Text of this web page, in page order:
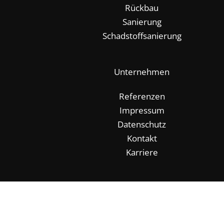
Rückbau
Sanierung
Schadstoffsanierung
Unternehmen
Referenzen
Impressum
Datenschutz
Kontakt
Karriere